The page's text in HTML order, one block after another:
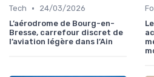
Tech •
24/03/2026
L’aérodrome de Bourg-en-
Bresse, carrefour discret de
l’aviation légère dans l’Ain